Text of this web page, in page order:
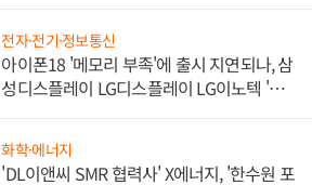
전자·전기·정보통신
아이폰18 '메모리 부족'에 출시 지연되나, 삼
성디스플레이 LG디스플레이 LG이노텍 '탈
화학·에너지
'DL이앤씨 SMR 협력사' X에너지, '한수원 포